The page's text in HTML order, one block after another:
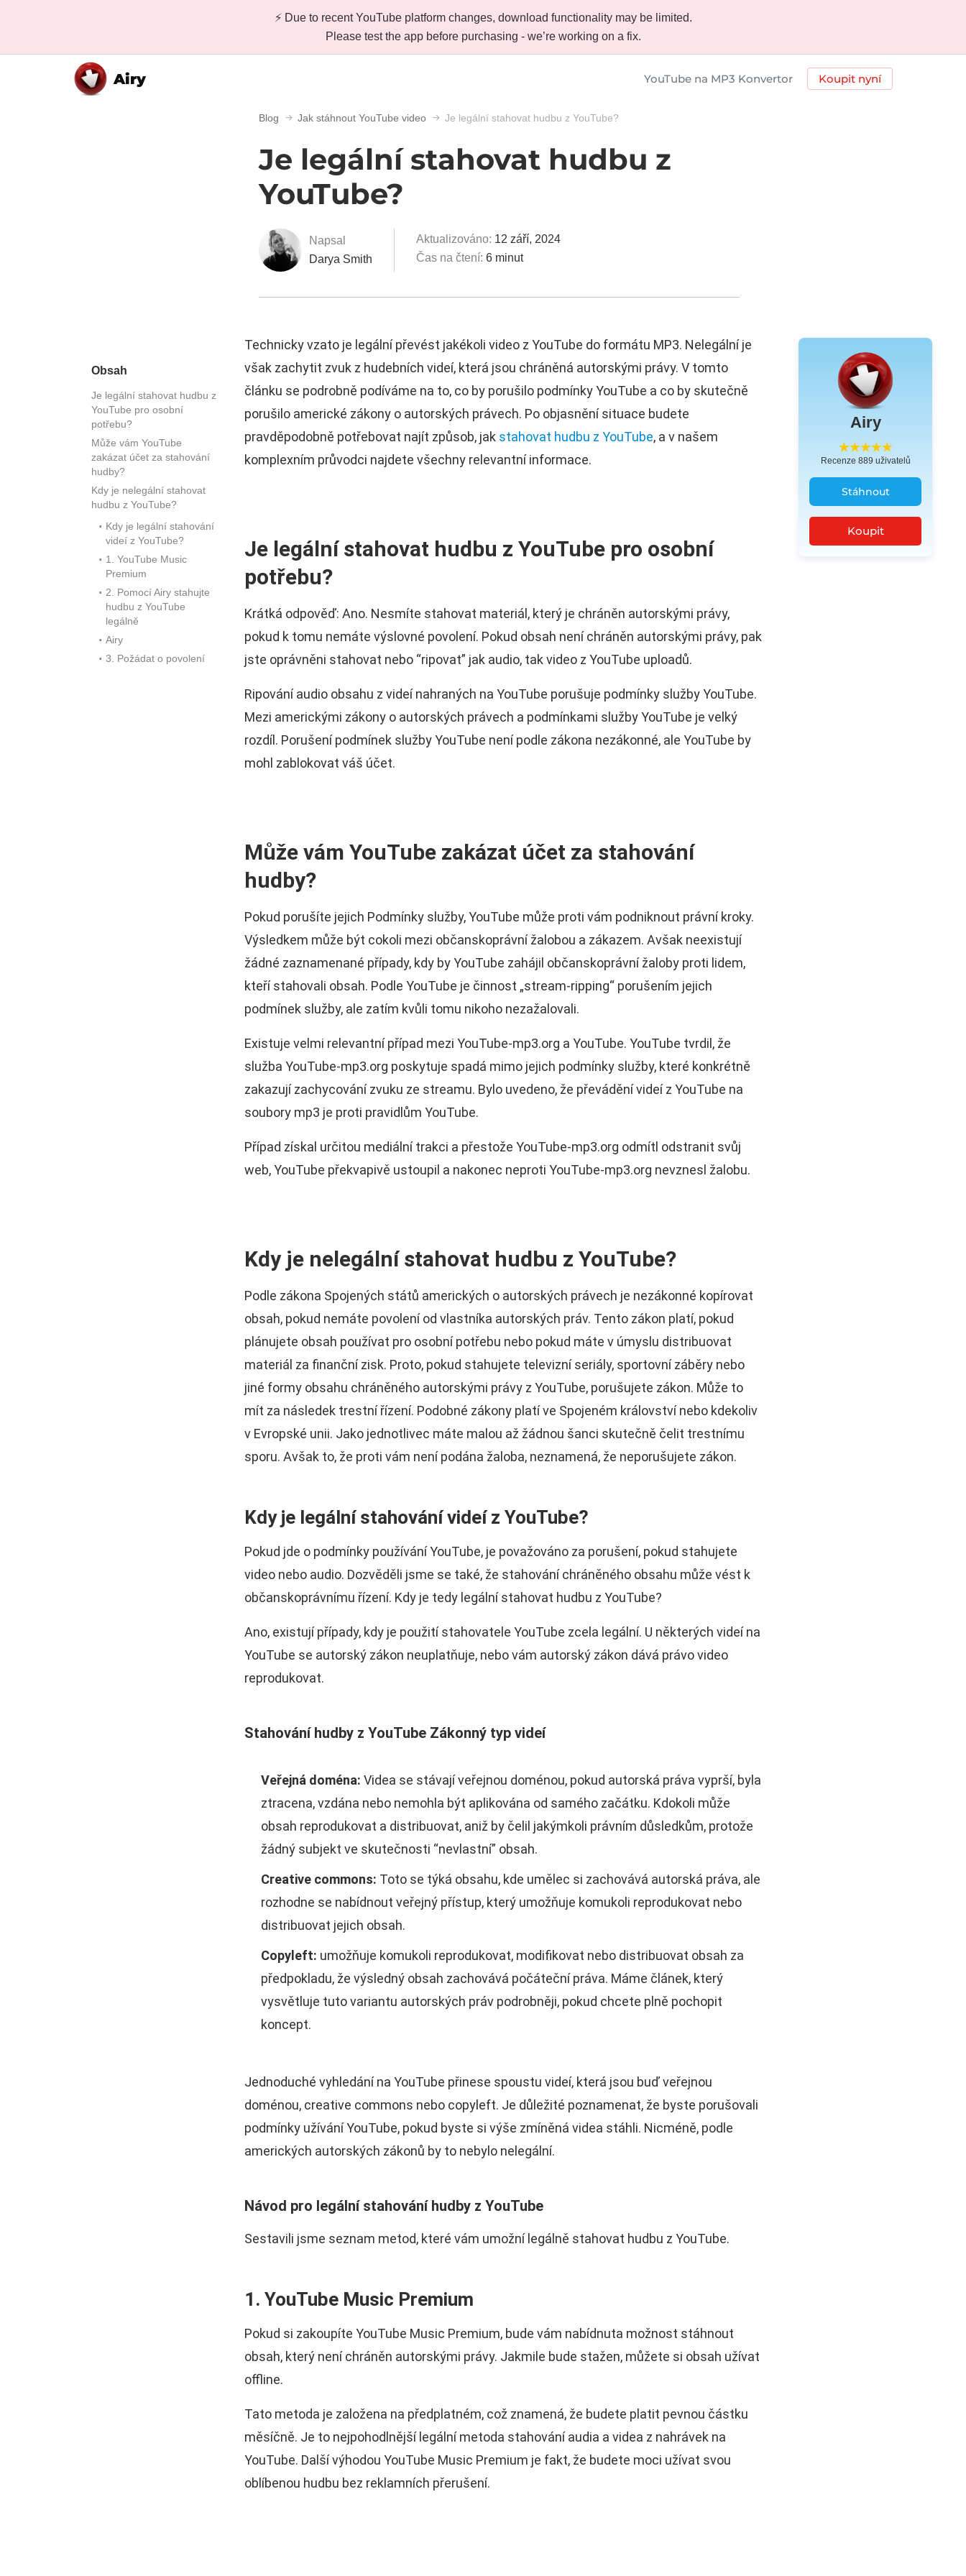
⚡ Due to recent YouTube platform changes, download functionality may be limited.
Please test the app before purchasing - we’re working on a fix.
Airy YouTube na MP3 Konvertor Koupit nyní
Blog Jak stáhnout YouTube video Je legální stahovat hudbu z YouTube?
Je legální stahovat hudbu z
YouTube?
Napsal
Darya Smith
Aktualizováno: 12 září, 2024
Čas na čtení: 6 minut
Obsah
Je legální stahovat hudbu z
YouTube pro osobní
potřebu?
Může vám YouTube
zakázat účet za stahování
hudby?
Kdy je nelegální stahovat
hudbu z YouTube?
Kdy je legální stahování
videí z YouTube?
1. YouTube Music
Premium
2. Pomocí Airy stahujte
hudbu z YouTube
legálně
Airy
3. Požádat o povolení
Technicky vzato je legální převést jakékoli video z YouTube do formátu MP3. Nelegální je
však zachytit zvuk z hudebních videí, která jsou chráněná autorskými právy. V tomto
článku se podrobně podíváme na to, co by porušilo podmínky YouTube a co by skutečně
porušilo americké zákony o autorských právech. Po objasnění situace budete
pravděpodobně potřebovat najít způsob, jak stahovat hudbu z YouTube, a v našem
komplexním průvodci najdete všechny relevantní informace.
Je legální stahovat hudbu z YouTube pro osobní
potřebu?
Krátká odpověď: Ano. Nesmíte stahovat materiál, který je chráněn autorskými právy,
pokud k tomu nemáte výslovné povolení. Pokud obsah není chráněn autorskými právy, pak
jste oprávněni stahovat nebo “ripovat” jak audio, tak video z YouTube uploadů.
Ripování audio obsahu z videí nahraných na YouTube porušuje podmínky služby YouTube.
Mezi americkými zákony o autorských právech a podmínkami služby YouTube je velký
rozdíl. Porušení podmínek služby YouTube není podle zákona nezákonné, ale YouTube by
mohl zablokovat váš účet.
Může vám YouTube zakázat účet za stahování
hudby?
Pokud porušíte jejich Podmínky služby, YouTube může proti vám podniknout právní kroky.
Výsledkem může být cokoli mezi občanskoprávní žalobou a zákazem. Avšak neexistují
žádné zaznamenané případy, kdy by YouTube zahájil občanskoprávní žaloby proti lidem,
kteří stahovali obsah. Podle YouTube je činnost „stream-ripping“ porušením jejich
podmínek služby, ale zatím kvůli tomu nikoho nezažalovali.
Existuje velmi relevantní případ mezi YouTube-mp3.org a YouTube. YouTube tvrdil, že
služba YouTube-mp3.org poskytuje spadá mimo jejich podmínky služby, které konkrétně
zakazují zachycování zvuku ze streamu. Bylo uvedeno, že převádění videí z YouTube na
soubory mp3 je proti pravidlům YouTube.
Případ získal určitou mediální trakci a přestože YouTube-mp3.org odmítl odstranit svůj
web, YouTube překvapivě ustoupil a nakonec neproti YouTube-mp3.org nevznesl žalobu.
Kdy je nelegální stahovat hudbu z YouTube?
Podle zákona Spojených států amerických o autorských právech je nezákonné kopírovat
obsah, pokud nemáte povolení od vlastníka autorských práv. Tento zákon platí, pokud
plánujete obsah používat pro osobní potřebu nebo pokud máte v úmyslu distribuovat
materiál za finanční zisk. Proto, pokud stahujete televizní seriály, sportovní záběry nebo
jiné formy obsahu chráněného autorskými právy z YouTube, porušujete zákon. Může to
mít za následek trestní řízení. Podobné zákony platí ve Spojeném království nebo kdekoliv
v Evropské unii. Jako jednotlivec máte malou až žádnou šanci skutečně čelit trestnímu
sporu. Avšak to, že proti vám není podána žaloba, neznamená, že neporušujete zákon.
Kdy je legální stahování videí z YouTube?
Pokud jde o podmínky používání YouTube, je považováno za porušení, pokud stahujete
video nebo audio. Dozvěděli jsme se také, že stahování chráněného obsahu může vést k
občanskoprávnímu řízení. Kdy je tedy legální stahovat hudbu z YouTube?
Ano, existují případy, kdy je použití stahovatele YouTube zcela legální. U některých videí na
YouTube se autorský zákon neuplatňuje, nebo vám autorský zákon dává právo video
reprodukovat.
Stahování hudby z YouTube Zákonný typ videí
Veřejná doména: Videa se stávají veřejnou doménou, pokud autorská práva vyprší, byla
ztracena, vzdána nebo nemohla být aplikována od samého začátku. Kdokoli může
obsah reprodukovat a distribuovat, aniž by čelil jakýmkoli právním důsledkům, protože
žádný subjekt ve skutečnosti “nevlastní” obsah.
Creative commons: Toto se týká obsahu, kde umělec si zachovává autorská práva, ale
rozhodne se nabídnout veřejný přístup, který umožňuje komukoli reprodukovat nebo
distribuovat jejich obsah.
Copyleft: umožňuje komukoli reprodukovat, modifikovat nebo distribuovat obsah za
předpokladu, že výsledný obsah zachovává počáteční práva. Máme článek, který
vysvětluje tuto variantu autorských práv podrobněji, pokud chcete plně pochopit
koncept.
Jednoduché vyhledání na YouTube přinese spoustu videí, která jsou buď veřejnou
doménou, creative commons nebo copyleft. Je důležité poznamenat, že byste porušovali
podmínky užívání YouTube, pokud byste si výše zmíněná videa stáhli. Nicméně, podle
amerických autorských zákonů by to nebylo nelegální.
Návod pro legální stahování hudby z YouTube
Sestavili jsme seznam metod, které vám umožní legálně stahovat hudbu z YouTube.
1. YouTube Music Premium
Pokud si zakoupíte YouTube Music Premium, bude vám nabídnuta možnost stáhnout
obsah, který není chráněn autorskými právy. Jakmile bude stažen, můžete si obsah užívat
offline.
Tato metoda je založena na předplatném, což znamená, že budete platit pevnou částku
měsíčně. Je to nejpohodlnější legální metoda stahování audia a videa z nahrávek na
YouTube. Další výhodou YouTube Music Premium je fakt, že budete moci užívat svou
oblíbenou hudbu bez reklamních přerušení.
Airy
Recenze 889 uživatelů
Stáhnout
Koupit